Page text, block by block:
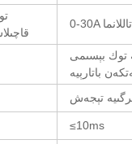
0-30A تاللانما
تېجەش
≤10ms